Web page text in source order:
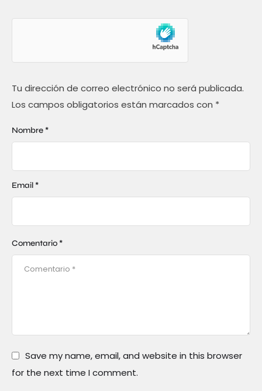
Tu dirección de correo electrónico no será publicada.
Los campos obligatorios están marcados con *
Comentario *
Nombre *
Email *
Save my name, email, and website in this browser
for the next time I comment.